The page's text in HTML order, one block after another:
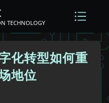
TECHNOLOGY
化转型如何重
地位